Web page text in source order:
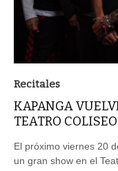
Recitales
KAPANGA
TEATRO COLISEO
El próximo viernes 20
un gran show en el